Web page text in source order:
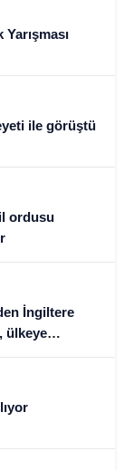
ile görüştü
ordusu
İngiltere
ülkeye